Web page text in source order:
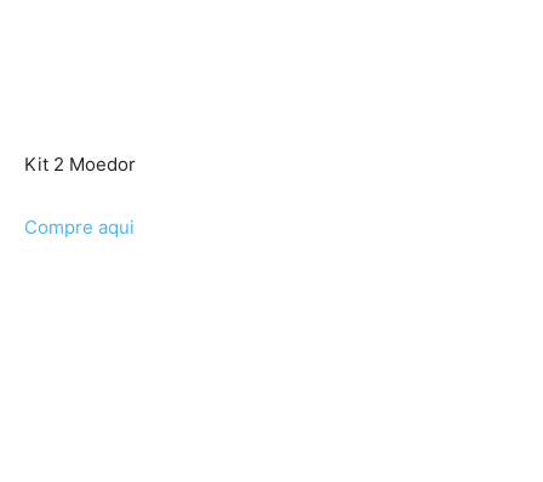
Kit 2 Moedor
Compre aqui